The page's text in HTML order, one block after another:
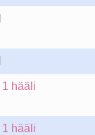
1 hääli
1 hääli